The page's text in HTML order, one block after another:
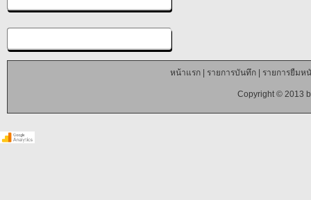
หน้าแรก| รายการบันทึก| รายการยืมห
Copyright © 2013